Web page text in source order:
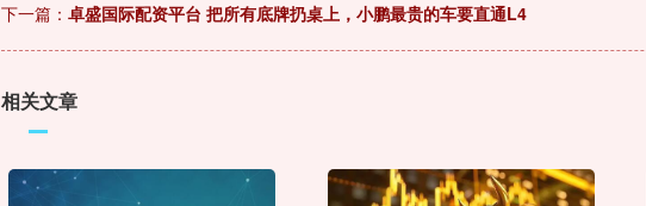
下一篇： 卓盛国际配资平台 把所有底牌扔桌上，小鹏最贵的车要直通L4
相关文章